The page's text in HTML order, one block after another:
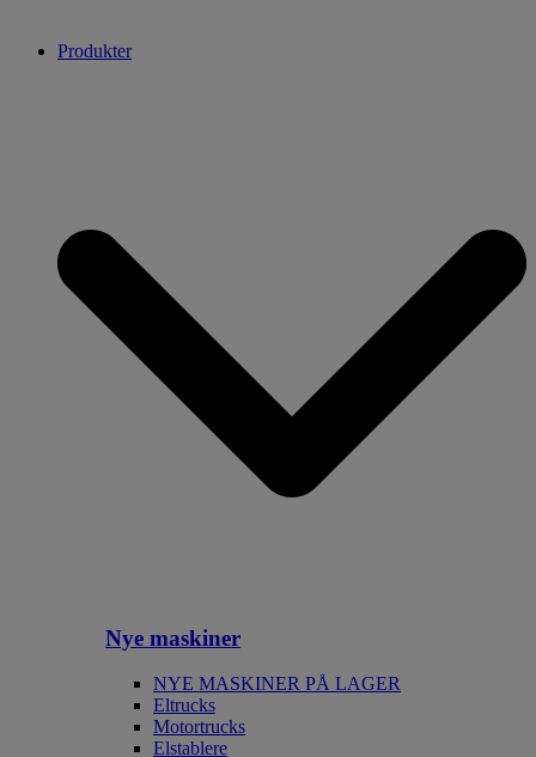
Produkter
Nye maskiner
NYE MASKINER PÅ LAGER
Eltrucks
Motortrucks
Elstablere